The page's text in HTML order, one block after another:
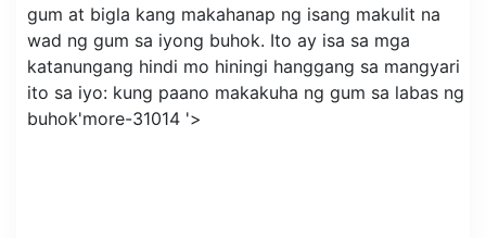
gum at bigla kang makahanap ng isang makulit na
wad ng gum sa iyong buhok. Ito ay isa sa mga
katanungang hindi mo hiningi hanggang sa mangyari
ito sa iyo: kung paano makakuha ng gum sa labas ng
buhok'more-31014 '>